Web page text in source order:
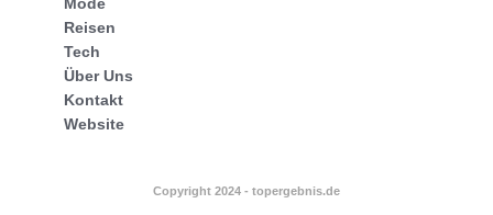
Reisen
Tech
Über Uns
Kontakt
Website
Copyright 2024 - topergebnis.de